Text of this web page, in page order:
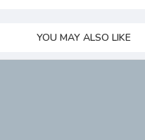
YOU MAY ALSO LIKE